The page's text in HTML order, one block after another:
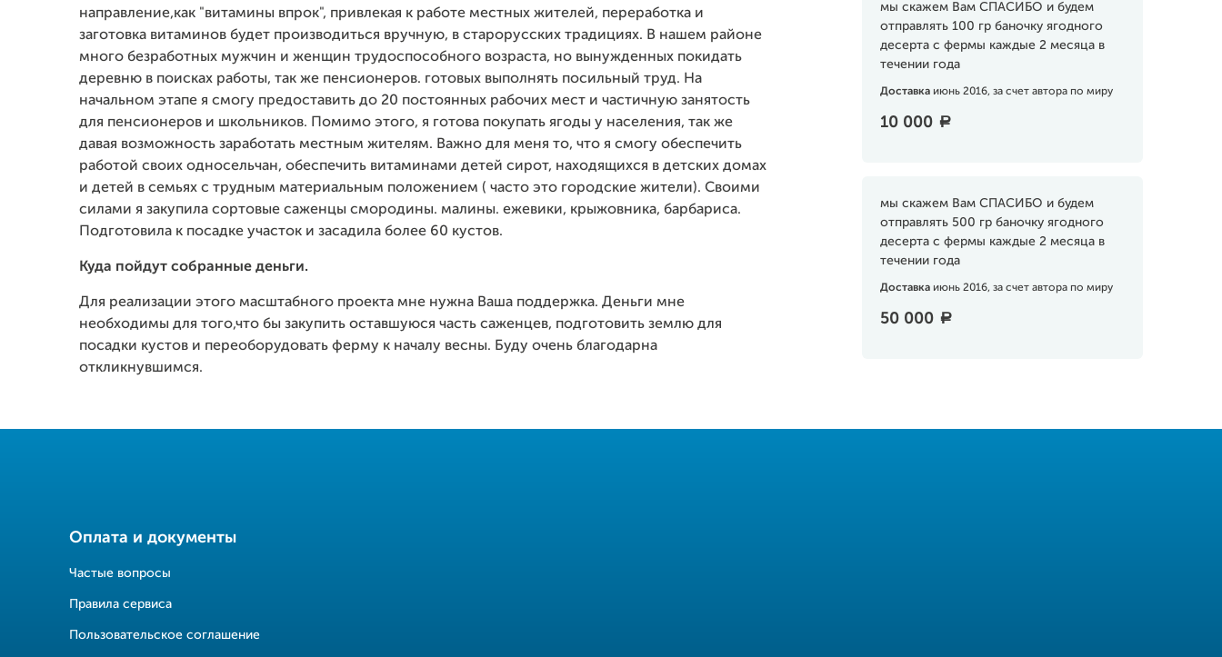
мы скажем Вам СПАСИБО и будем
отправлять 100 гр баночку ягодного
десерта с фермы каждые 2 месяца в
течении года
Доставка июнь 2016, за счет автора по миру
10 000 a
мы скажем Вам СПАСИБО и будем
отправлять 500 гр баночку ягодного
десерта с фермы каждые 2 месяца в
течении года
Доставка июнь 2016, за счет автора по миру
50 000 a
направление,как "витамины впрок", привлекая к работе местных жителей, переработка и
заготовка витаминов будет производиться вручную, в старорусских традициях. В нашем районе
много безработных мужчин и женщин трудоспособного возраста, но вынужденных покидать
деревню в поисках работы, так же пенсионеров. готовых выполнять посильный труд. На
начальном этапе я смогу предоставить до 20 постоянных рабочих мест и частичную занятость
для пенсионеров и школьников. Помимо этого, я готова покупать ягоды у населения, так же
давая возможность заработать местным жителям. Важно для меня то, что я смогу обеспечить
работой своих односельчан, обеспечить витаминами детей сирот, находящихся в детских домах
и детей в семьях с трудным материальным положением ( часто это городские жители). Своими
силами я закупила сортовые саженцы смородины. малины. ежевики, крыжовника, барбариса.
Подготовила к посадке участок и засадила более 60 кустов.
Куда пойдут собранные деньги.
Для реализации этого масштабного проекта мне нужна Ваша поддержка. Деньги мне
необходимы для того,что бы закупить оставшуюся часть саженцев, подготовить землю для
посадки кустов и переоборудовать ферму к началу весны. Буду очень благодарна
откликнувшимся.
Оплата и документы
Частые вопросы
Правила сервиса
Пользовательское соглашение